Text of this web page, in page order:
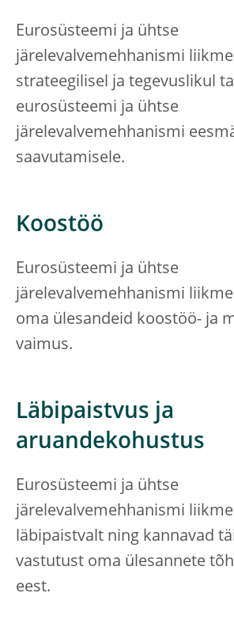
Eurosüsteemi ja ühtse
järelevalvemehhanismi
strateegilisel ja tegevuslikul
eurosüsteemi ja ühtse
järelevalvemehhanismi
saavutamisele.
Koostöö
Eurosüsteemi ja ühtse
järelevalvemehhanismi
oma ülesandeid koostöö- ja
vaimus.
Läbipaistvus ja
aruandekohustus
Eurosüsteemi ja ühtse
järelevalvemehhanismi
läbipaistvalt ning kannavad
vastutust oma ülesannete
eest.